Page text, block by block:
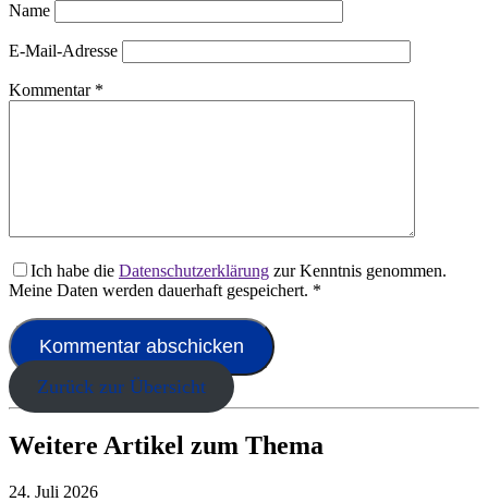
Name
E-Mail-Adresse
Kommentar *
Ich habe die Datenschutzerklärung zur Kenntnis genommen.
Meine Daten werden dauerhaft gespeichert. *
Zurück zur Übersicht
Weitere Artikel zum Thema
24. Juli 2026